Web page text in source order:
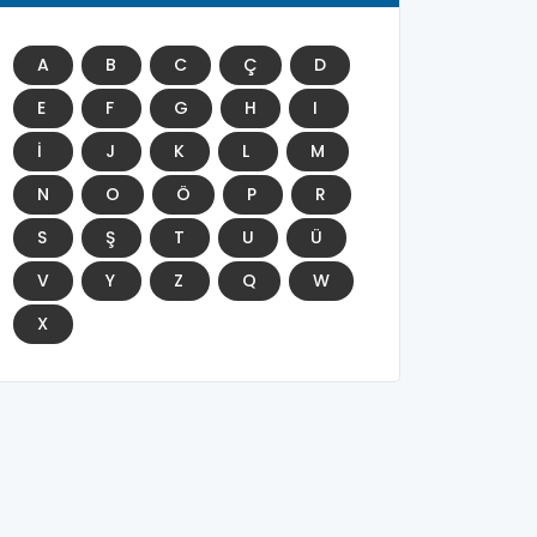
A B C Ç
D
E
F G H
I
İ
J K L
M
N
O Ö P
R
S
Ş T U
Ü
V
Y Z Q
W
X